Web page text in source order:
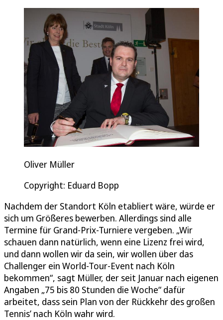
Oliver Müller
Copyright: Eduard Bopp
Nachdem der Standort Köln etabliert wäre, würde er
sich um Größeres bewerben. Allerdings sind alle
Termine für Grand-Prix-Turniere vergeben. „Wir
schauen dann natürlich, wenn eine Lizenz frei wird,
und dann wollen wir da sein, wir wollen über das
Challenger ein World-Tour-Event nach Köln
bekommen“, sagt Müller, der seit Januar nach eigenen
Angaben „75 bis 80 Stunden die Woche“ dafür
arbeitet, dass sein Plan von der Rückkehr des großen
Tennis’ nach Köln wahr wird.